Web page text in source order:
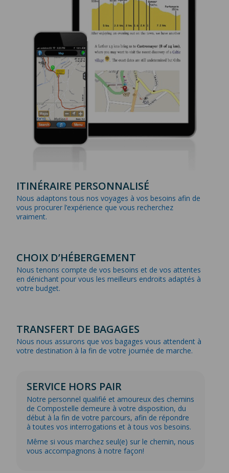
ITINÉRAIRE PERSONNALISÉ
Nous adaptons tous nos voyages à vos besoins afin de
vous procurer l’expérience que vous recherchez
vraiment.
CHOIX D’HÉBERGEMENT
Nous tenons compte de vos besoins et de vos attentes
en dénichant pour vous les meilleurs endroits adaptés à
votre budget.
TRANSFERT DE BAGAGES
Nous nous assurons que vos bagages vous attendent à
votre destination à la fin de votre journée de marche.
SERVICE HORS PAIR
Notre personnel qualifié et amoureux des chemins
de Compostelle demeure à votre disposition, du
début à la fin de votre parcours, afin de répondre
à toutes vos interrogations et à tous vos besoins.
Même si vous marchez seul(e) sur le chemin, nous
vous accompagnons à notre façon!